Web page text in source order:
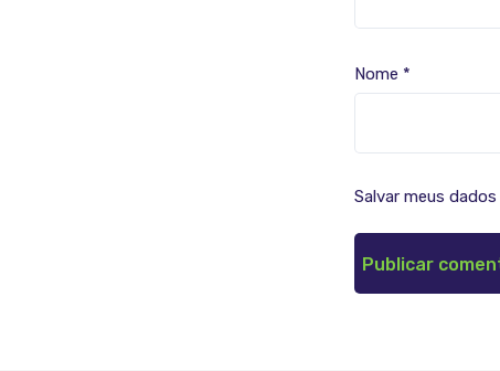
Nome *
Salvar meus